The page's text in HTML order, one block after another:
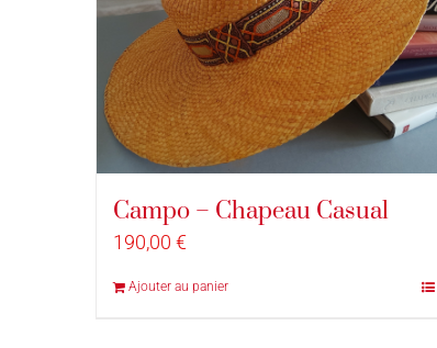
Campo – Chapeau Casual
190,00 €
Ajouter au panier